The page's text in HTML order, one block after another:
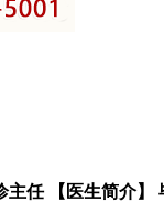
主任 【医生简介】